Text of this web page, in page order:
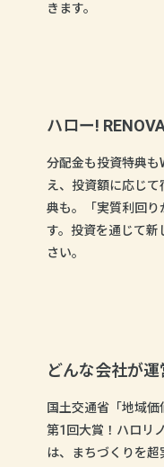
きます。
ハロー!
分配金も投資特典も
え、投資額に応じ
典も。「実質利回り
す。投資を通じて新
さい。
どんな会社が
国土交通省「地域価
第1回大賞！ハロリ
は、まちづくりを